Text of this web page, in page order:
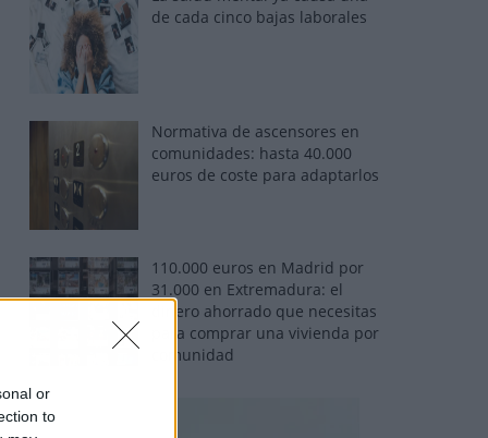
or
to
de cada cinco bajas laborales
Normativa de ascensores en
comunidades: hasta 40.000
euros de coste para adaptarlos
110.000 euros en Madrid por
31.000 en Extremadura: el
dinero ahorrado que necesitas
para comprar una vivienda por
comunidad